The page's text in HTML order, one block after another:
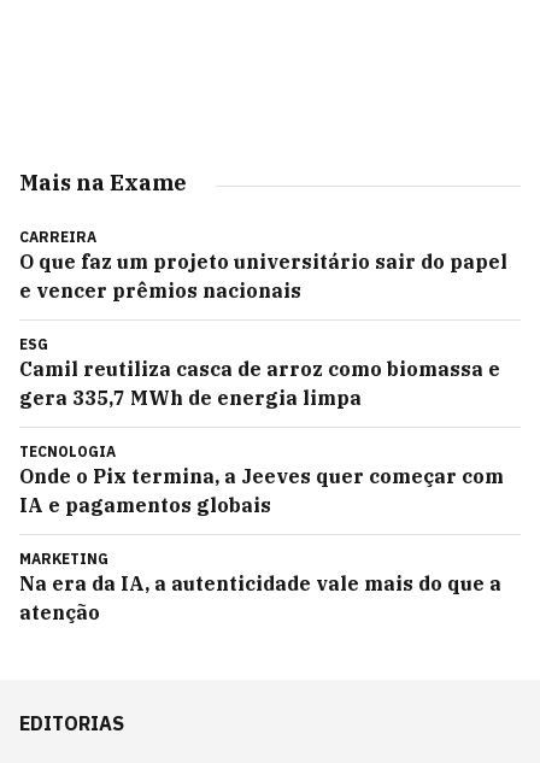
Mais na Exame
CARREIRA
O que faz um projeto universitário sair do papel
e vencer prêmios nacionais
ESG
Camil reutiliza casca de arroz como biomassa e
gera 335,7 MWh de energia limpa
TECNOLOGIA
Onde o Pix termina, a Jeeves quer começar com
IA e pagamentos globais
MARKETING
Na era da IA, a autenticidade vale mais do que a
atenção
EDITORIAS